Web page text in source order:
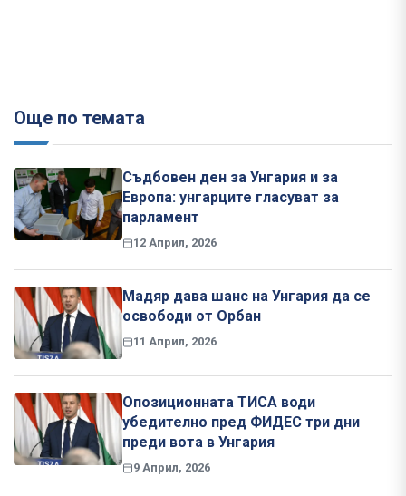
Още по темата
Съдбовен ден за Унгария и за
Европа: унгарците гласуват за
парламент
12 Април, 2026
Мадяр дава шанс на Унгария да се
освободи от Орбан
11 Април, 2026
Опозиционната ТИСА води
убедително пред ФИДЕС три дни
преди вота в Унгария
9 Април, 2026